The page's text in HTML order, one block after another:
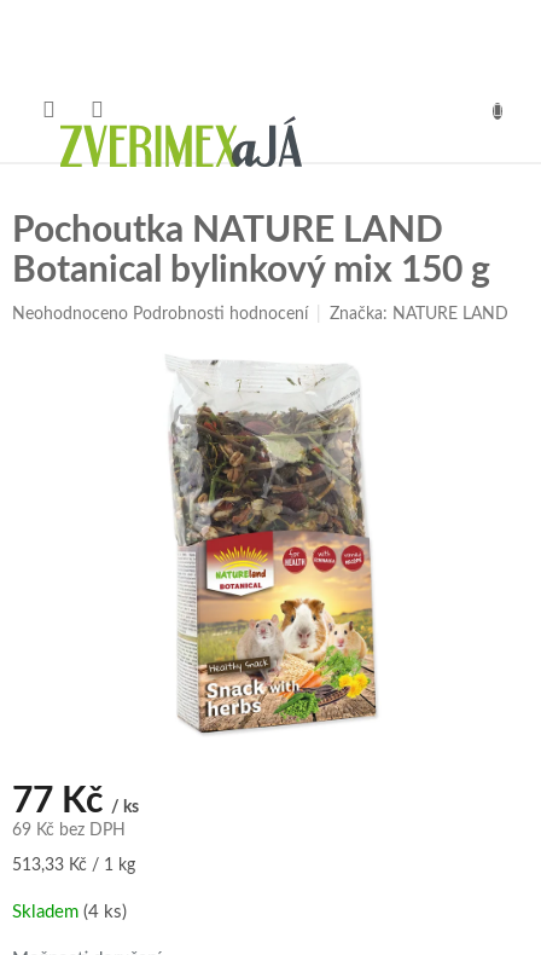
Pochoutka NATURE LAND
Botanical bylinkový mix 150 g
Průměrné
Neohodnoceno Podrobnosti hodnocení Značka: NATURE LAND
77 Kč / ks
69 Kč bez DPH
Měrná
513,33 Kč / 1 kg
Skladem (4 ks)